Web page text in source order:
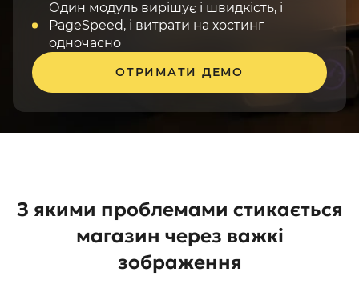
Один модуль вирішує і швидкість, і
PageSpeed, і витрати на хостинг
одночасно
ОТРИМАТИ ДЕМО
З якими проблемами стикається
магазин через важкі
зображення